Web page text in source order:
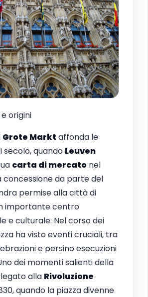
origini
Grote Markt affonda le
secolo, quando Leuven
carta di mercato nel
concessione da parte del
permise alla città di
importante centro
e culturale. Nel corso dei
ha visto eventi cruciali, tra
e persino esecuzioni
dei momenti salienti della
alla Rivoluzione
quando la piazza divenne